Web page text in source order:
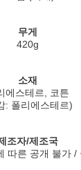
무게
420g
소재
에스테르, 코튼
: 폴리에스테르)
조자/제조국
따른 공개 불가 /